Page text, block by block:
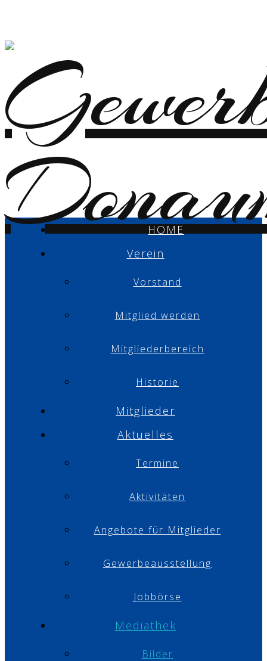
HOME
Verein
Vorstand
Mitglied werden
Mitgliederbereich
Historie
Mitglieder
Aktuelles
Termine
Aktivitäten
Angebote für Mitglieder
Gewerbeausstellung
Jobbörse
Mediathek
Bilder